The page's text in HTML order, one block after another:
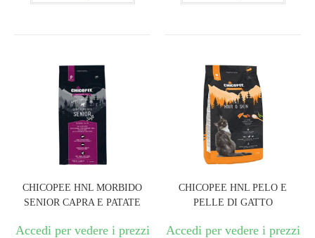
CHICOPEE HNL MORBIDO
SENIOR CAPRA E PATATE
Accedi per vedere i prezzi
CHICOPEE HNL PELO E
PELLE DI GATTO
Accedi per vedere i prezzi